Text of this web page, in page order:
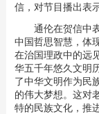
信，对节目播出表
通伦在贺信中表
中国哲思智慧，体
在治国理政中的远
华五千年悠久文明
了中华文明作为民
的伟大梦想。这对
特的民族文化，推